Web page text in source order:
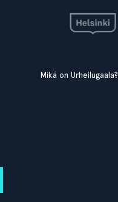
Mikä on Urheilugaala?